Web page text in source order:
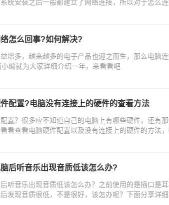
统安装之后一般都建立了网络连接，所以对于怎么
怎么回事?如何解决?
增多，越来越多的电子产品也迎之而生，那么电脑
编就为大家详细介绍一年，来看看吧
配置?电脑没有连接上的硬件的查看方法
置？很多应不知道自己的电脑上有哪些硬件，还有
看看查看电脑硬件配置以及没有连接上的硬件的方法，
后听音乐出现音质低该怎么办?
听音乐出现音质低该怎么办？之前使用的是插口是
发现音质很低，不是很好，该怎办呢？下面分享详